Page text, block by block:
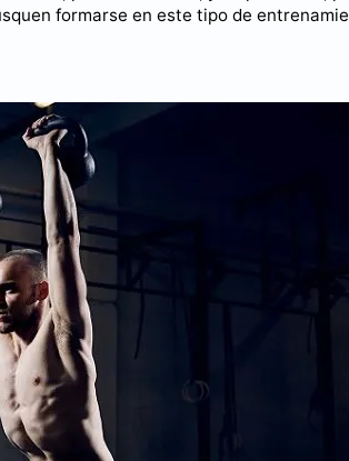
formarse en este tipo de